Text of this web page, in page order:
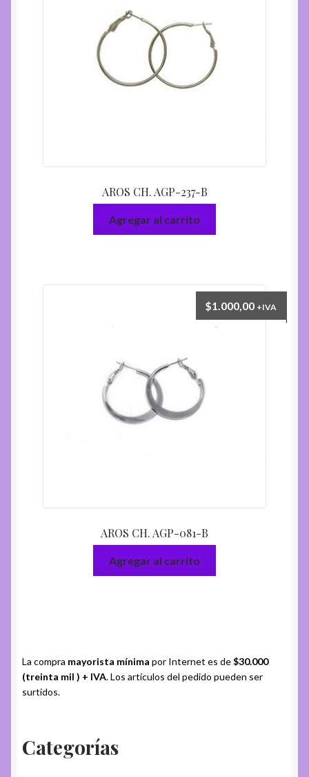
AROS CH. AGP-237-B
Agregar al carrito
AROS CH. AGP-081-B
$1.000,00 +IVA
Agregar al carrito
La compra mayorista mínima por Internet es de$30.000
(treinta mil ) + IVA. Los artículos del pedido pueden ser
surtidos.
Categorías